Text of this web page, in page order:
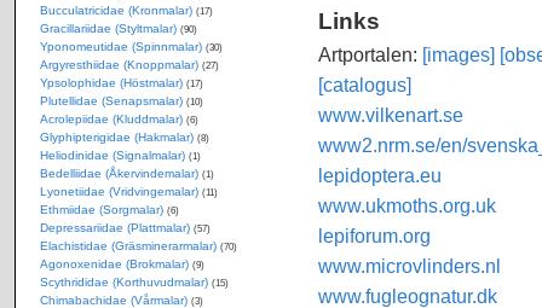
Links
Artportalen: [images]
[catalogus]
www.vilkenart.se
www2.nrm.se/en/
lepidoptera.eu
www.ukmoths.org.uk
lepiforum.org
www.microvlinders.nl
www.fugleognatur.dk
Bucculatricidae (Kronmalar) (17)
Gracillariidae (Styltmalar) (90)
Yponomeutidae (Spinnmalar) (30)
Argyresthiidae (Knoppmalar) (27)
Ypsolophidae (Höstmalar) (17)
Plutellidae (Senapsmalar) (10)
Acrolepiidae (Kluddmalar) (6)
Glyphipterigidae (Hakmalar) (8)
Heliodinidae (Signalmalar) (1)
Bedelliidae (Åkervindemalar) (1)
Lyonetiidae (Vridvingemalar) (11)
Ethmiidae (Sorgmalar) (6)
Depressariidae (Plattmalar) (57)
Elachistidae (Gräsminerarmalar) (70)
Agonoxenidae (Brokmalar) (9)
Scythrididae (Korthuvudmalar) (15)
Chimabachidae (Vårmalar) (3)